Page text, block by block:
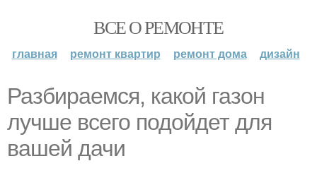
ВСЕ О РЕМОНТЕ
главная ремонт квартир ремонт дома дизайн
Разбираемся, какой газон
лучше всего подойдет для
вашей дачи